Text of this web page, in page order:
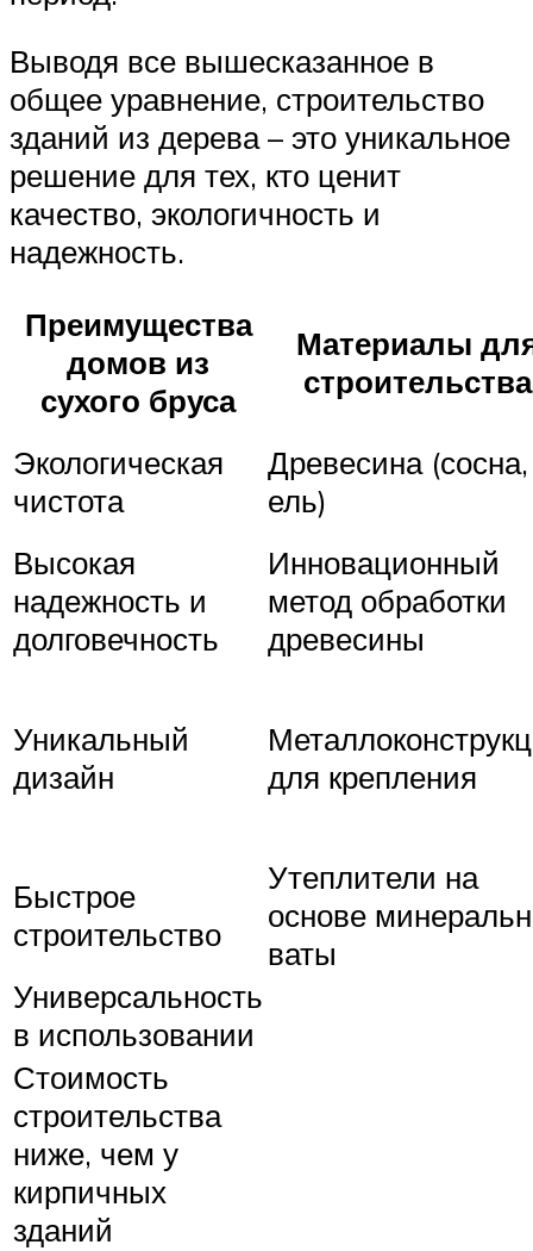
Выводя все вышесказанное в
общее уравнение, строительство
зданий из дерева – это уникальное
решение для тех, кто ценит
качество, экологичность и
надежность.
Преимущества
домов из
сухого бруса
Материалы
строительства
Экологическая
чистота
Древесина (сосна,
ель)
Высокая
надежность и
долговечность
Инновационный
метод обработки
древесины
Уникальный
дизайн
для крепления
Быстрое
строительство
Утеплители на
основе
ваты
Универсальность
в использовании
Стоимость
строительства
ниже, чем у
кирпичных
зданий